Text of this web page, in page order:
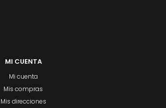
MI CUENTA
Mi cuenta
Mis compras
Mis direcciones